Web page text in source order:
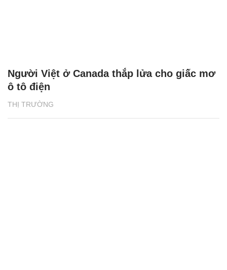
THỊ TRƯỜNG
Người Việt ở Canada thắp lửa cho giấc mơ
ô tô điện